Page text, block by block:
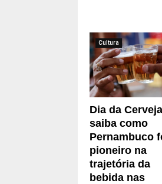
Cultura
Dia da
saiba como
Pernambuco
pioneiro na
trajetória da
bebida nas